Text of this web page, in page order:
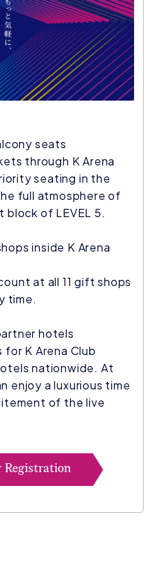
seats
through K Arena
seating in the
full atmosphere of
of LEVEL 5.
inside K Arena
at all 11 gift shops
time.
hotels
K Arena Club
nationwide. At
enjoy a luxurious time
of the live
Registration